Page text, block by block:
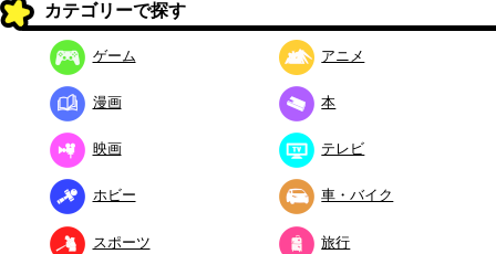
カテゴリーで探す
ゲーム アニメ
漫画 本
映画 テレビ
ホビー 車・バイク
スポーツ 旅行